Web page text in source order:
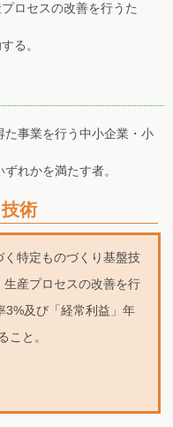
ロセスの改善を行うた
る。
事業を行う中小企業・小
れかを満たす者。
術
く特定ものづくり基盤技
産プロセスの改善を行
3%及び「経常利益」年
こと。